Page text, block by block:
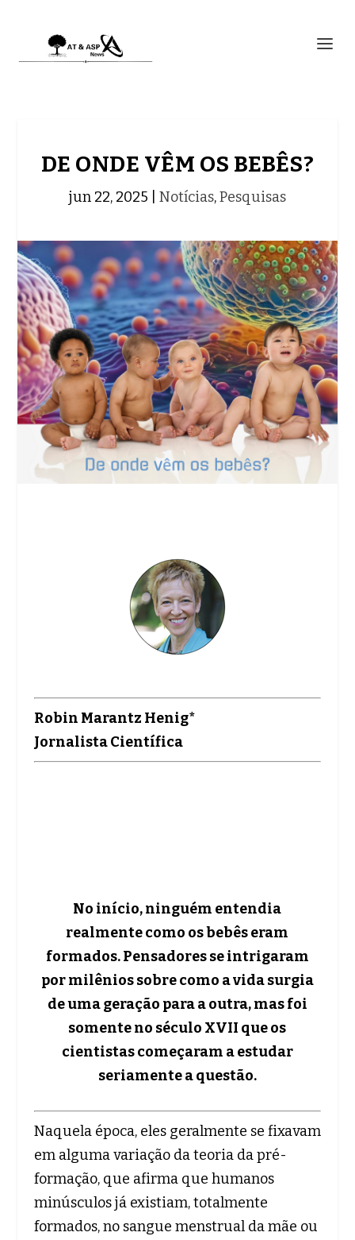
DE ONDE VÊM OS BEBÊS?
jun 22, 2025 Notícias,Pesquisas
Robin Marantz Henig*
Jornalista Científica
No início, ninguém entendia
realmente como os bebês eram
formados. Pensadores se intrigaram
por milênios sobre como a vida surgia
de uma geração para a outra, mas foi
somente no século XVII que os
cientistas começaram a estudar
seriamente a questão.
Naquela época, eles geralmente se fixavam
em alguma variação da teoria da pré-
formação, que afirma que humanos
minúsculos já existiam, totalmente
formados, no sangue menstrual da mãe ou